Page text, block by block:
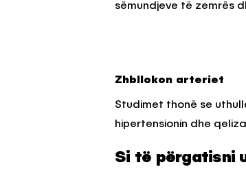
sëmundjeve të zemrës
Zhbllokon arteriet
Studimet thonë se
hipertensionin dhe
Si të përgatisni